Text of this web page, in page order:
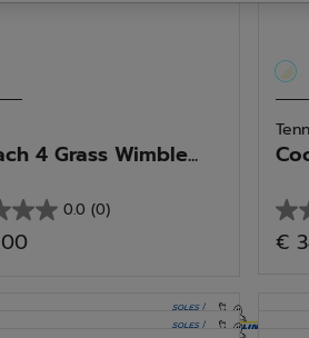
4 Grass Wimble...
0.0 (0)
0.0
von
€